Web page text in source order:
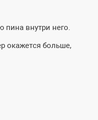
пина внутри него.
окажется больше,